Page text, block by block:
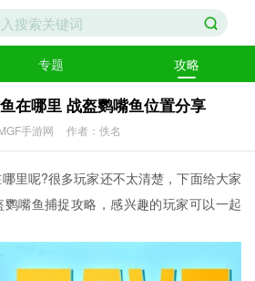
专题 攻略
在哪里 战盔鹦嘴鱼位置分享
手游网 作者：佚名
里呢?很多玩家还不太清楚，下面给大家
嘴鱼捕捉攻略，感兴趣的玩家可以一起